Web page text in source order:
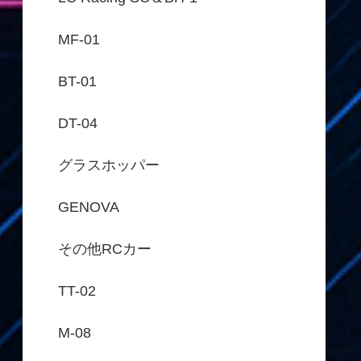
MF-01
BT-01
DT-04
グラスホッパー
GENOVA
その他RCカー
TT-02
M-08